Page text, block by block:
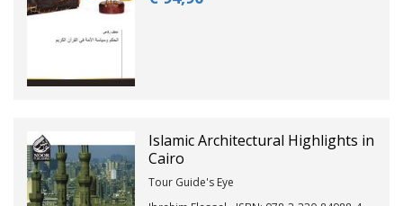
Islamic Architectural Highlights in
Cairo
Tour Guide's Eye